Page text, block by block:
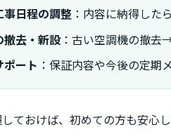
事日程の調整 ：内容に納得した
撤去・新設：古い空調機の撤去
ポート ：保証内容や今後の定期
ておけば、初めての方も安心し